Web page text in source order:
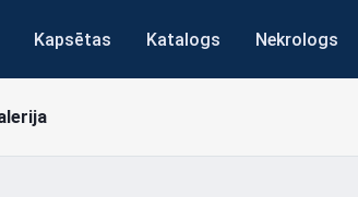
Kapsētas Katalogs Nekrologs